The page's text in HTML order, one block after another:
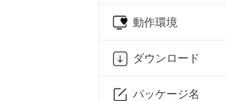
動作環境
ダウンロード
パッケージ名